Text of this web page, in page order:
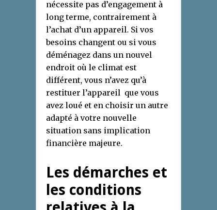
nécessite pas d’engagement à
long terme, contrairement à
l’achat d’un appareil. Si vos
besoins changent ou si vous
déménagez dans un nouvel
endroit où le climat est
différent, vous n’avez qu’à
restituer l’appareil que vous
avez loué et en choisir un autre
adapté à votre nouvelle
situation sans implication
financière majeure.
Les démarches et
les conditions